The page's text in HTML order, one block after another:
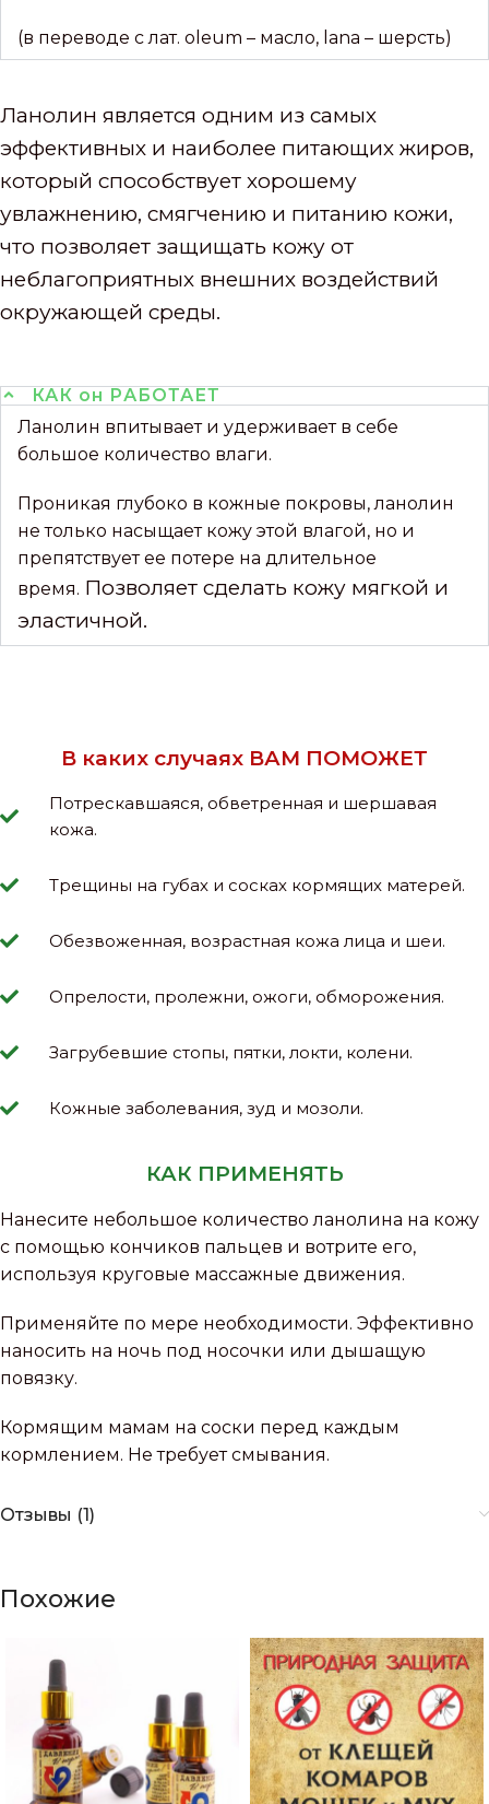
(в переводе с лат. oleum – масло, lana – шерсть)
Ланолин является одним из самых
эффективных и наиболее питающих жиров,
который способствует хорошему
увлажнению, смягчению и питанию кожи,
что позволяет защищать кожу от
неблагоприятных внешних воздействий
окружающей среды.
КАК он РАБОТАЕТ
Ланолин впитывает и удерживает в себе
большое количество влаги.
Проникая глубоко в кожные покровы, ланолин
не только насыщает кожу этой влагой, но и
препятствует ее потере на длительное
время. Позволяет сделать кожу мягкой и
эластичной.
В каких случаях ВАМ ПОМОЖЕТ
Потрескавшаяся, обветренная и шершавая
кожа.
Трещины на губах и сосках кормящих матерей.
Обезвоженная, возрастная кожа лица и шеи.
Опрелости, пролежни, ожоги, обморожения.
Загрубевшие стопы, пятки, локти, колени.
Кожные заболевания, зуд и мозоли.
КАК ПРИМЕНЯТЬ
Нанесите небольшое количество ланолина на кожу
с помощью кончиков пальцев и вотрите его,
используя круговые массажные движения.
Применяйте по мере необходимости. Эффективно
наносить на ночь под носочки или дышащую
повязку.
Кормящим мамам на соски перед каждым
кормлением. Не требует смывания.
Отзывы (1)
Похожие